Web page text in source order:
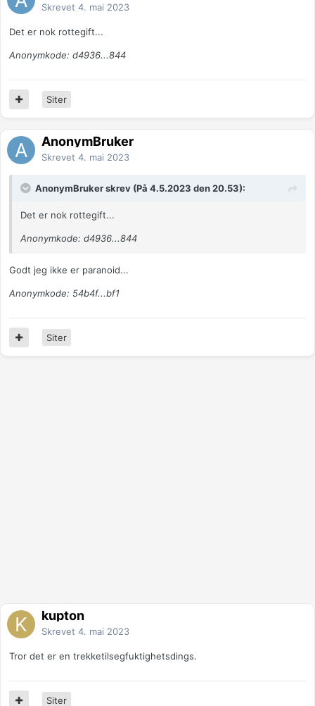
Skrevet 4. mai 2023
Det er nok rottegift...
Anonymkode: d4936...844
Siter
AnonymBruker
Skrevet 4. mai 2023
AnonymBruker skrev (På 4.5.2023 den 20.53):
Det er nok rottegift...
Anonymkode: d4936...844
Godt jeg ikke er paranoid...
Anonymkode: 54b4f...bf1
Siter
kupton
Skrevet 4. mai 2023
Tror det er en trekketilsegfuktighetsdings.
Siter